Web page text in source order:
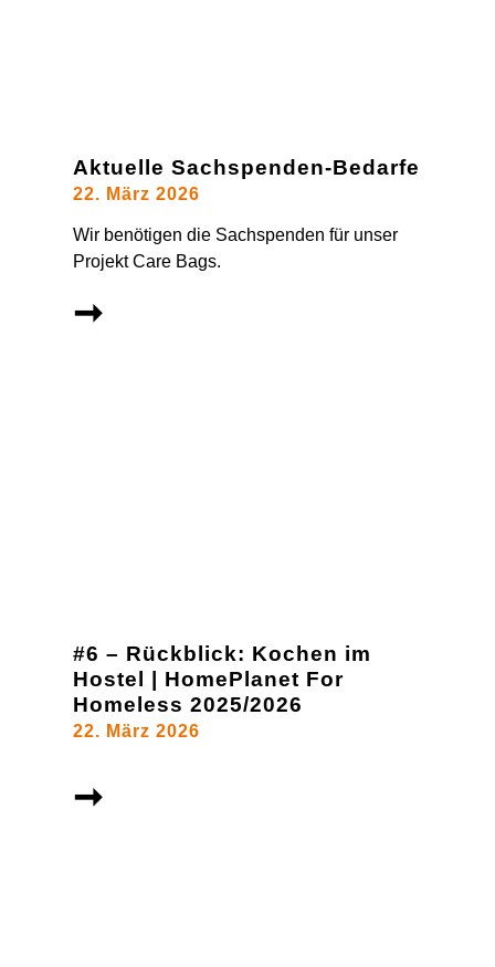
Aktuelle Sachspenden-Bedarfe
22. März 2026
Wir benötigen die Sachspenden für unser
Projekt Care Bags.
➞
#6 – Rückblick: Kochen im
Hostel | HomePlanet For
Homeless 2025/2026
22. März 2026
➞